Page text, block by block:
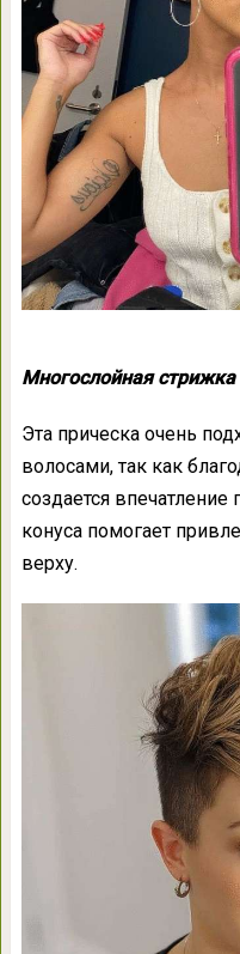
Многослойная
Эта прическа очень
волосами, так как
создается
конуса помогает
верху.